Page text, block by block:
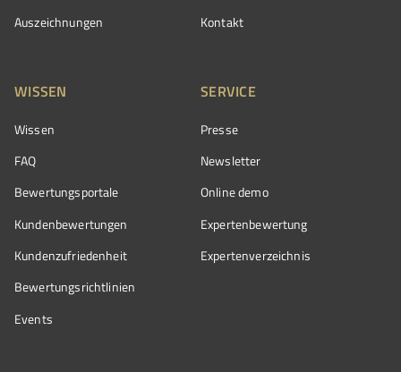
Auszeichnungen
Kontakt
WISSEN
Wissen
FAQ
Bewertungsportale
Kundenbewertungen
Kundenzufriedenheit
Bewertungs­richtlinien
Events
SERVICE
Presse
Newsletter
Online demo
Expertenbewertung
Expertenverzeichnis